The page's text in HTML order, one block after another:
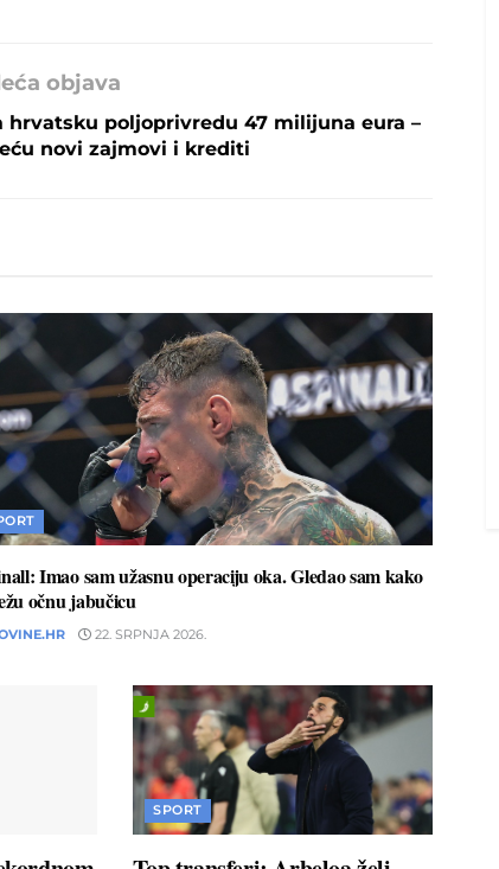
objava
hrvatsku poljoprivredu 47 milijuna eura –
novi zajmovi i krediti
Imao sam užasnu operaciju oka. Gledao sam kako
očnu jabučicu
22. SRPNJA 2026.
SPORT